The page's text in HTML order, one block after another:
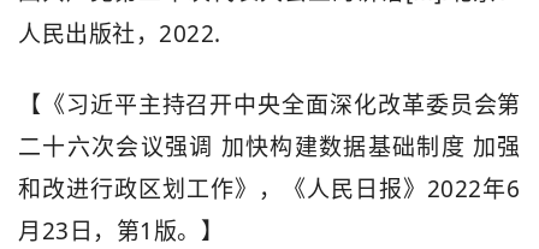
人民出版社， 2022.
【《习近平主持召开中央全面深化改革委员会第
二十六次会议强调 加快构建数据基础制度 加强
和改进行政区划工作》，《人民日报》 2022年6
月 23 日，第1 版。】